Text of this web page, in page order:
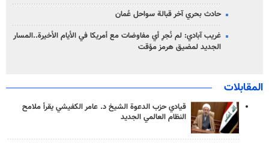
حادث بحري آخر قبالة سواحل عُمان
غريب آبادي: لم نُجرِ أي مفاوضات مع أمريكا في الأيام الأخيرة..المسار
الجديد لمضيق هرمز مؤقت
المقابلات
قيادي حزب الدعوة الشيخ د. عامر الكفيشي يقرأ ملامح
النظام العالمي الجديد